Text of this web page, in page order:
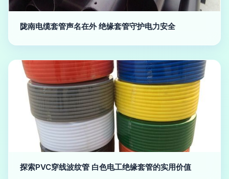
陇南电缆套管声名在外 绝缘套管守护电力安全
探索PVC穿线波纹管 白色电工绝缘套管的实用价值